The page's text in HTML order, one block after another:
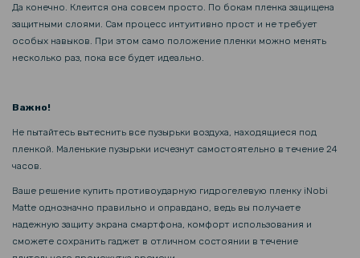
Да конечно. Клеится она совсем просто. По бокам пленка защищена
защитными слоями. Сам процесс интуитивно прост и не требует
особых навыков. При этом само положение пленки можно менять
несколько раз, пока все будет идеально.
Важно!
Не пытайтесь вытеснить все пузырьки воздуха, находящиеся под
пленкой. Маленькие пузырьки исчезнут самостоятельно в течение 24
часов.
Ваше решение купить противоударную гидрогелевую пленку iNobi
Matte однозначно правильно и оправдано, ведь вы получаете
надежную защиту экрана смартфона, комфорт использования и
сможете сохранить гаджет в отличном состоянии в течение